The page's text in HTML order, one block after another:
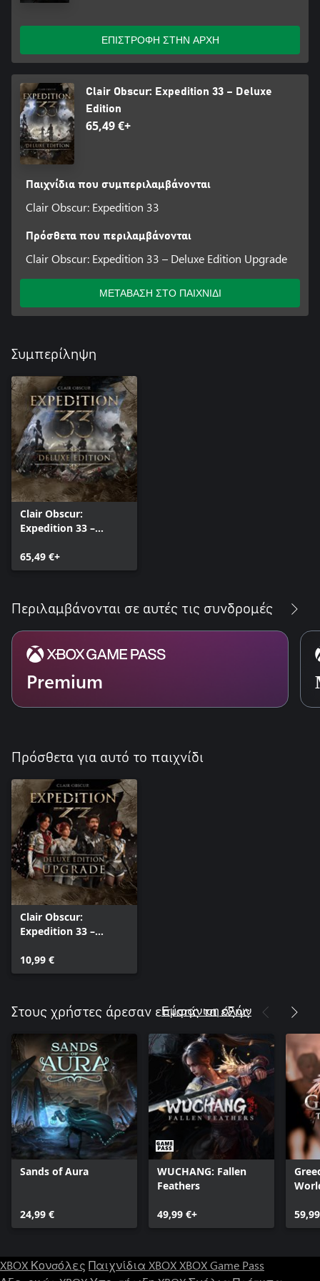
ΕΠΙΣΤΡΟΦΗ ΣΤΗΝ ΑΡΧΗ
Clair Obscur: Expedition 33 – Deluxe
Edition
65,49 €+
Παιχνίδια που συμπεριλαμβάνονται
Clair Obscur: Expedition 33
Πρόσθετα που περιλαμβάνονται
Clair Obscur: Expedition 33 – Deluxe Edition Upgrade
ΜΕΤΑΒΑΣΗ ΣΤΟ ΠΑΙΧΝΙΔΙ
Συμπερίληψη
Clair Obscur:
Expedition 33 –
65,49 €+
Περιλαμβάνονται σε αυτές τις συνδρομές
Premium
Πρόσθετα για αυτό το παιχνίδι
Clair Obscur:
Expedition 33 –
Upgrade
10,99 €
Στους χρήστες άρεσαν επίσης τα εξής
Εμφάνιση όλων
Sands of Aura
24,99 €
WUCHANG: Fallen
Feathers
49,99 €+
XBOX Κονσόλες Παιχνίδια XBOXXBOX Game Pass